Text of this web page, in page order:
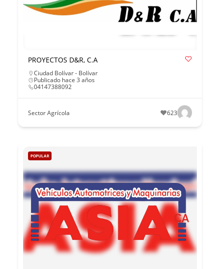
PROYECTOS D&R, C.A
Ciudad Bolívar - Bolívar
Publicado hace 3 años
04147388092
Sector Agrícola 623
POPULAR